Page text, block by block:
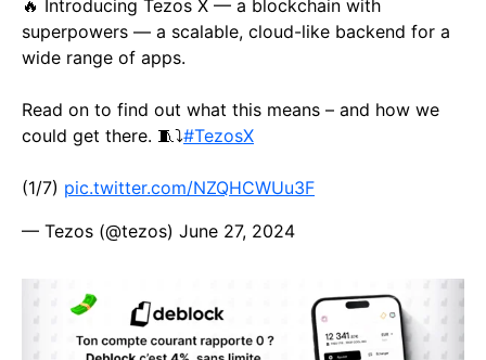
🔥 Introducing Tezos X — a blockchain with
superpowers — a scalable, cloud-like backend for a
wide range of apps.
Read on to find out what this means – and how we
could get there. 🧵⤵️#TezosX
(1/7) pic.twitter.com/NZQHCWUu3F
— Tezos (@tezos) June 27, 2024